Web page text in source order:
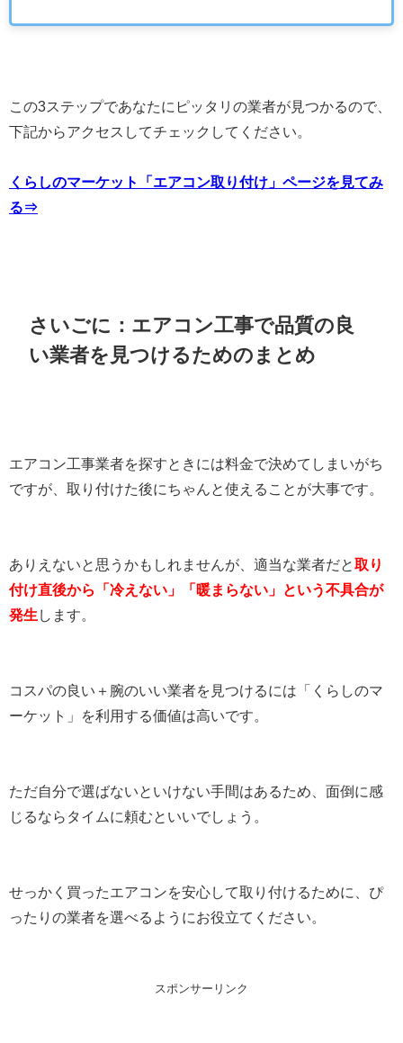
この3ステップであなたにピッタリの業者が見つかるので、
下記からアクセスしてチェックしてください。
くらしのマーケット「エアコン取り付け」ページを見てみ
る⇒
さいごに：エアコン工事で品質の良
い業者を見つけるためのまとめ
エアコン工事業者を探すときには料金で決めてしまいがち
ですが、取り付けた後にちゃんと使えることが大事です。
ありえないと思うかもしれませんが、適当な業者だと取り
付け直後から「冷えない」「暖まらない」という不具合が
発生 します。
コスパの良い＋腕のいい業者を見つけるには「くらしのマ
ーケット」を利用する価値は高いです。
ただ自分で選ばないといけない手間はあるため、面倒に感
じるならタイムに頼むといいでしょう。
せっかく買ったエアコンを安心して取り付けるために、ぴ
ったりの業者を選べるようにお役立てください。
スポンサーリンク